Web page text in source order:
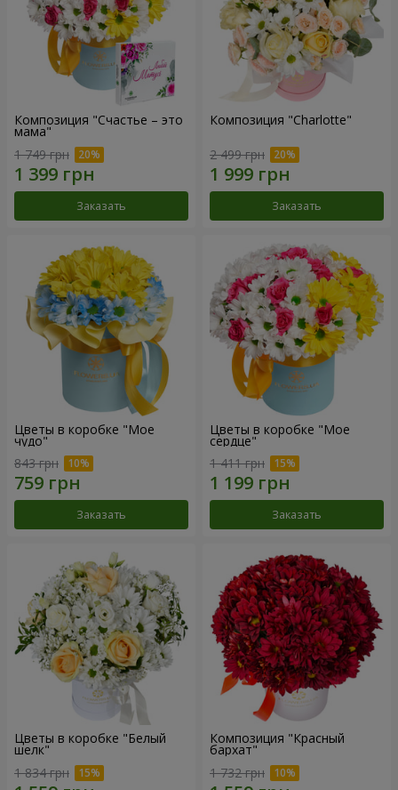
Композиция "Счастье – это
мама"
1 749 грн
Заказать
Композиция "Charlotte"
2 499 грн
Заказать
Цветы в коробке "Мое
чудо"
843 грн
Заказать
Цветы в коробке "Мое
сердце"
1 411 грн
Заказать
Цветы в коробке "Белый
шелк"
1 834 грн
Композиция "Красный
бархат"
1 732 грн